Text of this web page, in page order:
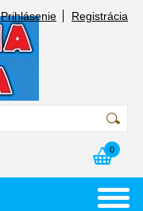
Prihlásenie Registrácia
0